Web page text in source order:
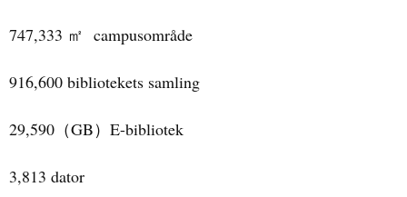
747,333 ㎡ campusområde
916,600 bibliotekets samling
29,590 （GB ） E-bibliotek
3,813 dator